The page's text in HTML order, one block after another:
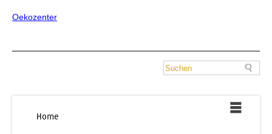
Oekozenter
Home